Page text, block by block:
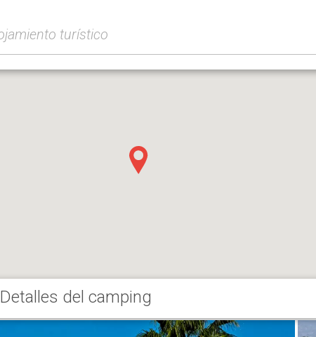
Detalles del camping